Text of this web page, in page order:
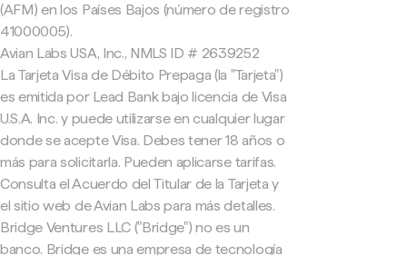
(AFM) en los Países Bajos (número de registro
41000005).
Avian Labs USA, Inc., NMLS ID # 2639252
La Tarjeta Visa de Débito Prepaga (la "Tarjeta")
es emitida por Lead Bank bajo licencia de Visa
U.S.A. Inc. y puede utilizarse en cualquier lugar
donde se acepte Visa. Debes tener 18 años o
más para solicitarla. Pueden aplicarse tarifas.
Consulta el Acuerdo del Titular de la Tarjeta y
el sitio web de Avian Labs para más detalles.
Bridge Ventures LLC ("Bridge") no es un
banco. Bridge es una empresa de tecnología